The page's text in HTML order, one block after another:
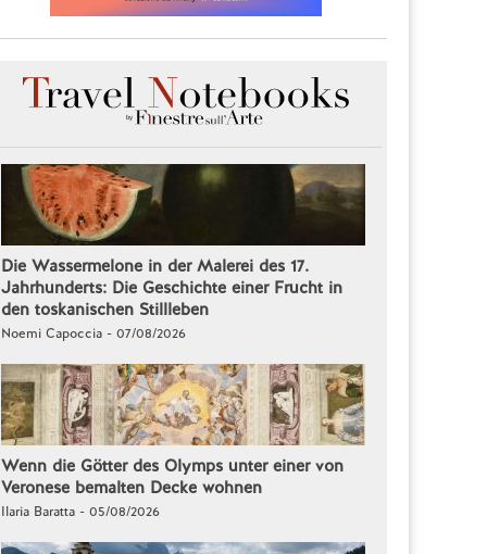
Die Wassermelone in der Malerei des 17.
Jahrhunderts: Die Geschichte einer Frucht in
den toskanischen Stillleben
Noemi Capoccia - 07/08/2026
Wenn die Götter des Olymps unter einer von
Veronese bemalten Decke wohnen
Ilaria Baratta - 05/08/2026